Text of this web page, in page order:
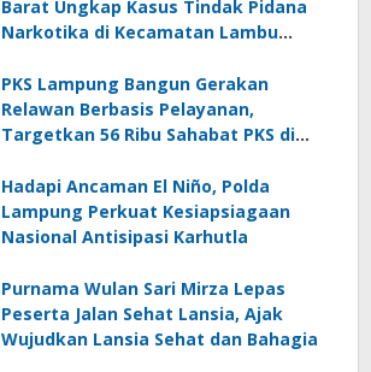
Barat Ungkap Kasus Tindak Pidana
Narkotika di Kecamatan Lambu
PKS Lampung Bangun Gerakan
Relawan Berbasis Pelayanan,
Targetkan 56 Ribu Sahabat PKS di
Hadapi Ancaman El Niño, Polda
Lampung Perkuat Kesiapsiagaan
Nasional Antisipasi Karhutla
Purnama Wulan Sari Mirza Lepas
Peserta Jalan Sehat Lansia, Ajak
Wujudkan Lansia Sehat dan Bahagia